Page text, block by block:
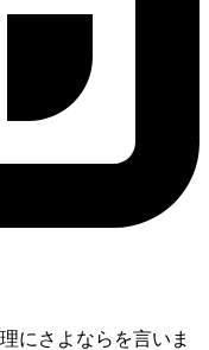
にさよならを言いま